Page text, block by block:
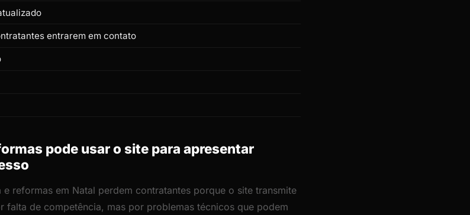
entrarem em contato
pode usar o site para apresentar
reformas em Natal perdem contratantes porque o site transmite
de competência, mas por problemas técnicos que podem